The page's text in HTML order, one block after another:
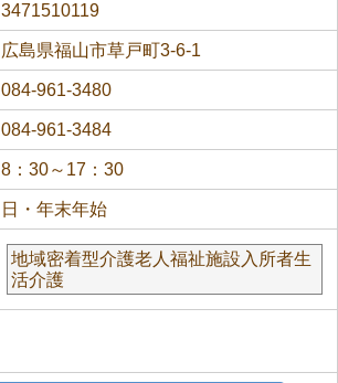
3471510119
広島県福山市草戸町3-6-1
084-961-3480
084-961-3484
8：30～17：30
日・年末年始
地域密着型介護老人福祉施設入所者生
活介護